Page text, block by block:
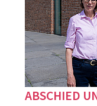
ABSCHIED